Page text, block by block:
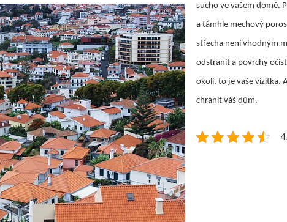
sucho ve vašem domě.
a támhle mechový
střecha není vhodným
odstranit a povrchy
okolí, to je vaše vizitka.
chránit váš dům.